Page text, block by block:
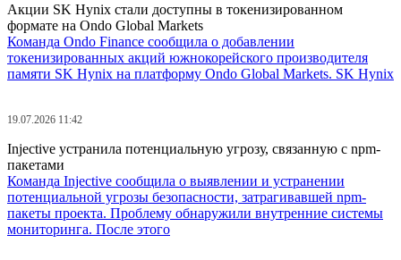
Акции SK Hynix стали доступны в токенизированном
формате на Ondo Global Markets
Команда Ondo Finance сообщила о добавлении
токенизированных акций южнокорейского производителя
памяти SK Hynix на платформу Ondo Global Markets. SK Hynix
19.07.2026 11:42
Injective устранила потенциальную угрозу, связанную с npm-
пакетами
Команда Injective сообщила о выявлении и устранении
потенциальной угрозы безопасности, затрагивавшей npm-
пакеты проекта. Проблему обнаружили внутренние системы
мониторинга. После этого